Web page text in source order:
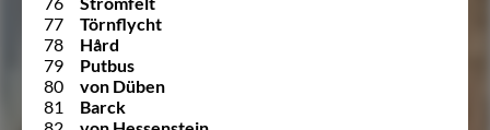
77
Törnflycht
78
Hård
79
Putbus
80
von Düben
81
Barck